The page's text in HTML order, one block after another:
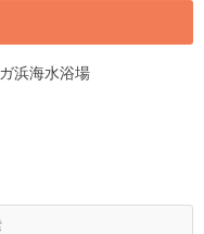
浜海水浴場